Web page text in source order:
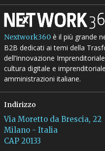
Nextwork360è il più grande
B2B dedicati ai temi della
dell’Innovazione
cultura digitale e
amministrazioni italiane.
Indirizzo
Via Moretto da Brescia, 22
Milano - Italia
CAP 20133